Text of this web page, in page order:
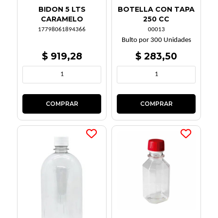
BIDON 5 LTS
CARAMELO
17798061894366
$ 919,28
BOTELLA CON TAPA
250 CC
00013
Bulto por 300 Unidades
$ 283,50